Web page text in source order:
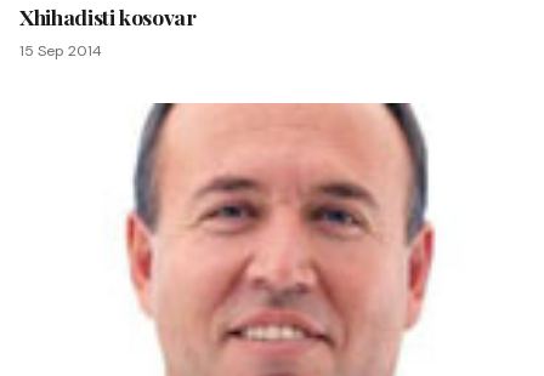
Xhihadisti kosovar
15 Sep 2014